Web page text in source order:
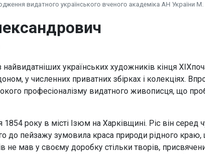
видатного українського вченого академіка АН України
українських художників кінця
у численних приватних збірках і колекціях.
професіоналізму видатного живописця, що
року в місті Ізюм на Харківщині. Ріс він
до пейзажу зумовила краса природи рідного краю,
не мав у своєму доробку стільки творів,